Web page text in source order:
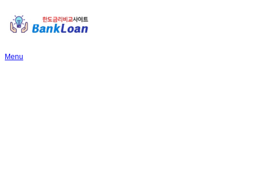
Menu